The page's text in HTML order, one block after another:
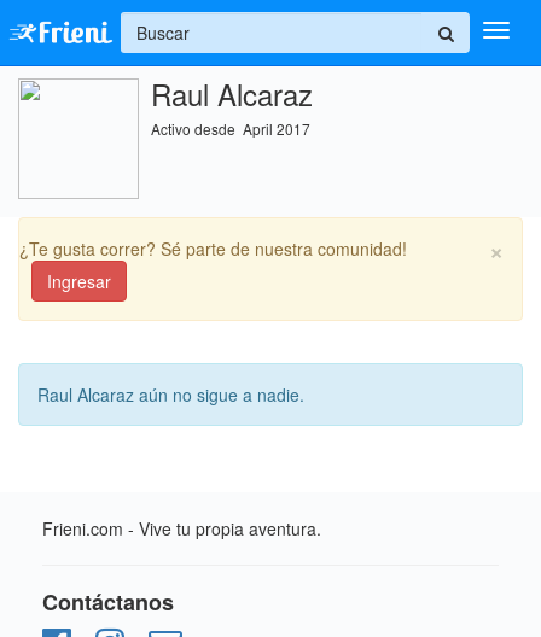
Ayuda
+
Raul Alcaraz
Activo desde April 2017
×
¿Te gusta correr? Sé parte de nuestra comunidad!
Ingresar
Raul Alcaraz aún no sigue a nadie.
Frieni.com - Vive tu propia aventura.
Contáctanos